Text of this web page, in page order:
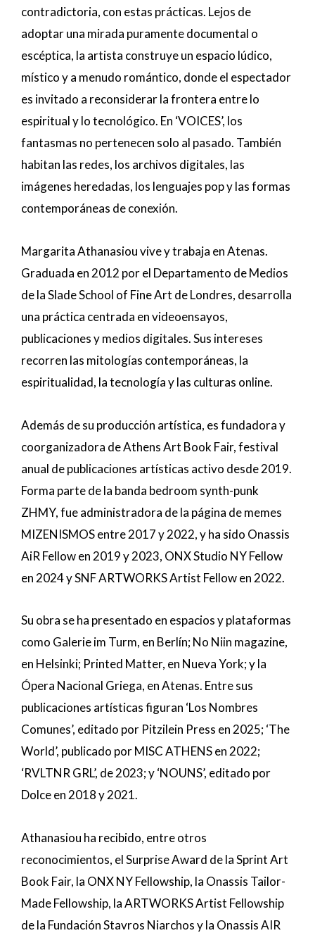
contradictoria, con estas prácticas. Lejos de
adoptar una mirada puramente documental o
escéptica, la artista construye un espacio lúdico,
místico y a menudo romántico, donde el espectador
es invitado a reconsiderar la frontera entre lo
espiritual y lo tecnológico. En ‘VOICES’, los
fantasmas no pertenecen solo al pasado. También
habitan las redes, los archivos digitales, las
imágenes heredadas, los lenguajes pop y las formas
contemporáneas de conexión.
Margarita Athanasiou vive y trabaja en Atenas.
Graduada en 2012 por el Departamento de Medios
de la Slade School of Fine Art de Londres, desarrolla
una práctica centrada en videoensayos,
publicaciones y medios digitales. Sus intereses
recorren las mitologías contemporáneas, la
espiritualidad, la tecnología y las culturas online.
Además de su producción artística, es fundadora y
coorganizadora de Athens Art Book Fair, festival
anual de publicaciones artísticas activo desde 2019.
Forma parte de la banda bedroom synth-punk
ZHMY, fue administradora de la página de memes
MIZENISMOS entre 2017 y 2022, y ha sido Onassis
AiR Fellow en 2019 y 2023, ONX Studio NY Fellow
en 2024 y SNF ARTWORKS Artist Fellow en 2022.
Su obra se ha presentado en espacios y plataformas
como Galerie im Turm, en Berlín; No Niin magazine,
en Helsinki; Printed Matter, en Nueva York; y la
Ópera Nacional Griega, en Atenas. Entre sus
publicaciones artísticas figuran ‘Los Nombres
Comunes’, editado por Pitzilein Press en 2025; ‘The
World’, publicado por MISC ATHENS en 2022;
‘RVLTNR GRL’, de 2023; y ‘NOUNS’, editado por
Dolce en 2018 y 2021.
Athanasiou ha recibido, entre otros
reconocimientos, el Surprise Award de la Sprint Art
Book Fair, la ONX NY Fellowship, la Onassis Tailor-
Made Fellowship, la ARTWORKS Artist Fellowship
de la Fundación Stavros Niarchos y la Onassis AIR